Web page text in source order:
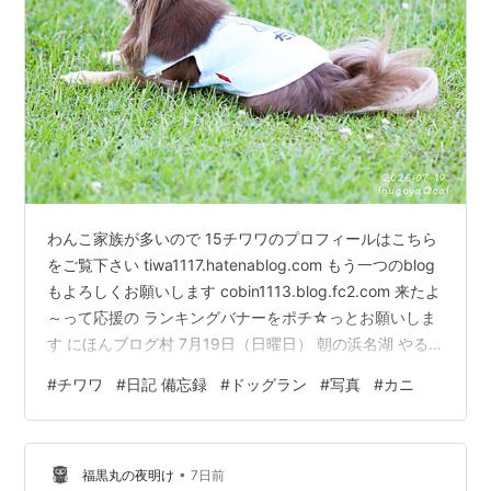
わんこ家族が多いので 15チワワのプロフィールはこちら
をご覧下さい tiwa1117.hatenablog.com もう一つのblog
もよろしくお願いします cobin1113.blog.fc2.com 来たよ
～って応援の ランキングバナーをポチ☆っとお願いしま
す にほんブログ村 7月19日（日曜日） 朝の浜名湖 やる
だけでもまだマシ👌 やる気ナイナイ代表のだんな君😥 ま
ぁ～ったく動く気配無し😭 やる気ナイナイ？？？ そろ
り。。。そろり。。。チャコちゃん チャコちゃん、気を
つけて！ その先には、闘う気満々の方がいらっしゃいま
#チワワ #日記 備忘録 # ドッグラン #写真 #カニ
福黒丸の夜明け • 7日前